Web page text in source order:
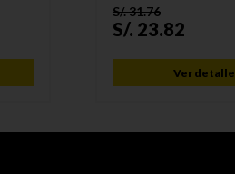
S/.31.76
S/. 23.82
Ver detalle